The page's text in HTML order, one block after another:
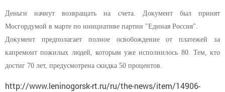
Деньги начнут возвращать на счета. Документ был принят
Мосгордумой в марте по инициативе партии "Единая Россия".
Документ предполагает полное освобождение от платежей за
капремонт пожилых людей, которым уже исполнилось 80. Тем, кто
достиг 70 лет, предусмотрена скидка 50 процентов.
http://www.leninogorsk-rt.ru/ru/the-news/item/14906-